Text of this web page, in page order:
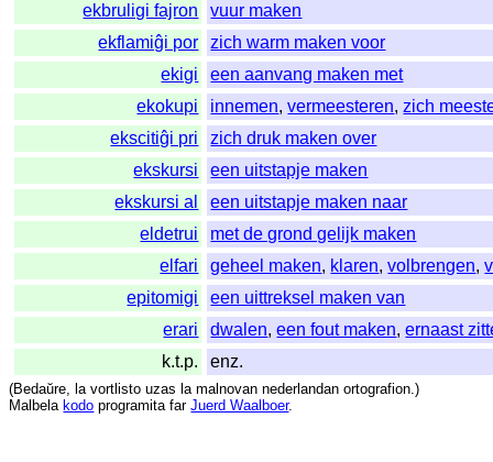
ekbruligi fajron
vuur maken
ekflamiĝi por
zich warm maken voor
ekigi
een aanvang maken met
ekokupi
innemen,vermeesteren,zich
ekscitiĝi pri
zich druk maken over
ekskursi
een uitstapje maken
ekskursi al
een uitstapje maken naar
eldetrui
met de grond gelijk maken
elfari
geheel maken, klaren,volbrengen,
epitomigi
een uittreksel maken van
erari
dwalen,een fout maken,ernaast
k.t.p.
enz.
(Bedaŭre, la vortlisto uzas la malnovan nederlandan ortografion.)
Malbela kodo programita far Juerd Waalboer.